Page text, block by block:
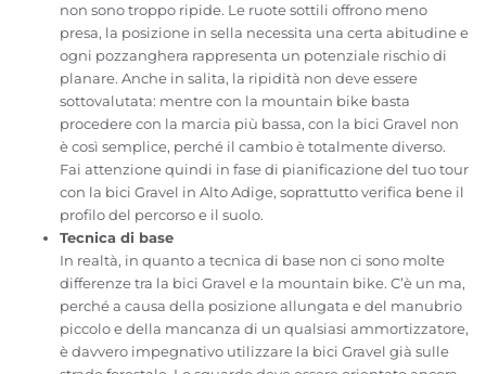
non sono troppo ripide. Le ruote sottili offrono meno
presa, la posizione in sella necessita una certa abitudine e
ogni pozzanghera rappresenta un potenziale rischio di
planare. Anche in salita, la ripidità non deve essere
sottovalutata: mentre con la mountain bike basta
procedere con la marcia più bassa, con la bici Gravel non
è così semplice, perché il cambio è totalmente diverso.
Fai attenzione quindi in fase di pianificazione del tuo tour
con la bici Gravel in Alto Adige, soprattutto verifica bene il
profilo del percorso e il suolo.
Tecnica di base
In realtà, in quanto a tecnica di base non ci sono molte
differenze tra la bici Gravel e la mountain bike. C’è un ma,
perché a causa della posizione allungata e del manubrio
piccolo e della mancanza di un qualsiasi ammortizzatore,
è davvero impegnativo utilizzare la bici Gravel già sulle